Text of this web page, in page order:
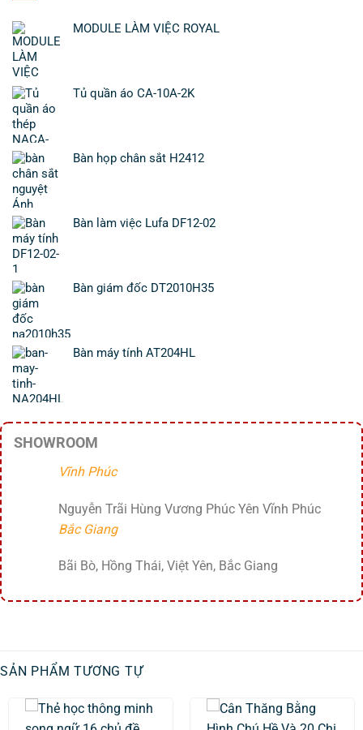
MODULE LÀM VIỆC ROYAL
Tủ quần áo CA-10A-2K
Bàn họp chân sắt H2412
Bàn làm việc Lufa DF12-02
Bàn giám đốc DT2010H35
Bàn máy tính AT204HL
SHOWROOM
Vĩnh Phúc
Nguyễn Trãi Hùng Vương Phúc Yên Vĩnh Phúc
Bắc Giang
Bãi Bò, Hồng Thái, Việt Yên, Bắc Giang
SẢN PHẨM TƯƠNG TỰ